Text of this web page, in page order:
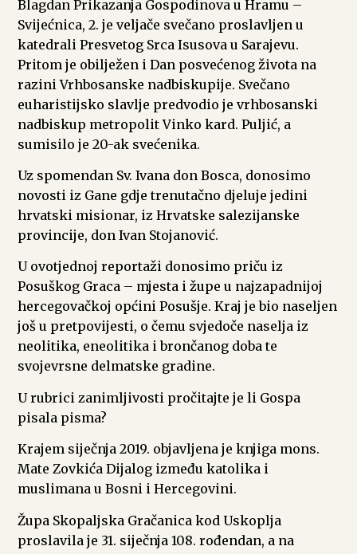
Blagdan Prikazanja Gospodinova u Hramu –
Svijećnica, 2. je veljače svečano proslavljen u
katedrali Presvetog Srca Isusova u Sarajevu.
Pritom je obilježen i Dan posvećenog života na
razini Vrhbosanske nadbiskupije. Svečano
euharistijsko slavlje predvodio je vrhbosanski
nadbiskup metropolit Vinko kard. Puljić, a
sumisilo je 20-ak svećenika.
Uz spomendan Sv. Ivana don Bosca, donosimo
novosti iz Gane gdje trenutačno djeluje jedini
hrvatski misionar, iz Hrvatske salezijanske
provincije, don Ivan Stojanović.
U ovotjednoj reportaži donosimo priču iz
Posuškog Graca – mjesta i župe u najzapadnijoj
hercegovačkoj općini Posušje. Kraj je bio naseljen
još u pretpovijesti, o čemu svjedoče naselja iz
neolitika, eneolitika i brončanog doba te
svojevrsne delmatske gradine.
U rubrici zanimljivosti pročitajte je li Gospa
pisala pisma?
Krajem siječnja 2019. objavljena je knjiga mons.
Mate Zovkića Dijalog između katolika i
muslimana u Bosni i Hercegovini.
Župa Skopaljska Gračanica kod Uskoplja
proslavila je 31. siječnja 108. rođendan, a na